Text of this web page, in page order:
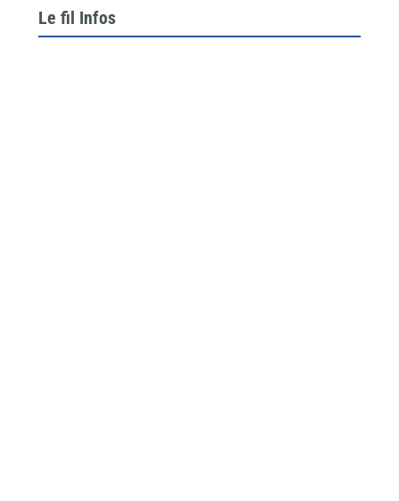
Le fil Infos